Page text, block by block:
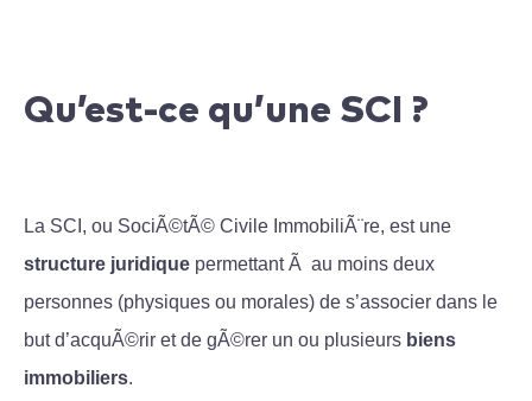
Qu’est-ce qu’une SCI ?
La SCI, ou SociÃ©tÃ© Civile ImmobiliÃ¨re, est une
structure juridique permettant Ã au moins deux
personnes (physiques ou morales) de s’associer dans le
but d’acquÃ©rir et de gÃ©rer un ou plusieurs biens
immobiliers.